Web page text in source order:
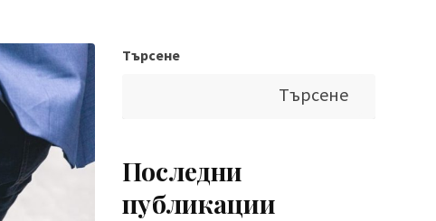
Търсене
Търсене
Последни
публикации